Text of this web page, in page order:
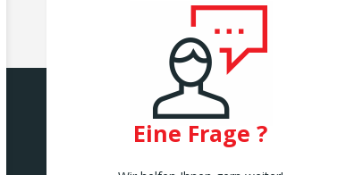
Eine Frage ?